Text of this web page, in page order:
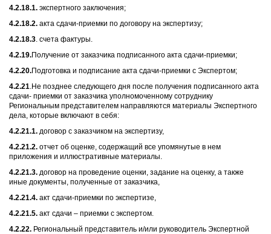
4.2.18.1. экспертного заключения;
4.2.18.2. акта сдачи-приемки по договору на экспертизу;
4.2.18.3. счета фактуры.
4.2.19.Получение от заказчика подписанного акта сдачи-приемки;
4.2.20.Подготовка и подписание акта сдачи-приемки с Экспертом;
4.2.21.Не позднее следующего дня после получения подписанного акта
сдачи- приемки от заказчика уполномоченному сотруднику
Региональным представителем направляются материалы Экспертного
дела, которые включают в себя:
4.2.21.1. договор с заказчиком на экспертизу,
4.2.21.2. отчет об оценке, содержащий все упомянутые в нем
приложения и иллюстративные материалы.
4.2.21.3. договор на проведение оценки, задание на оценку, а также
иные документы, полученные от заказчика,
4.2.21.4. акт сдачи-приемки по экспертизе,
4.2.21.5. акт сдачи – приемки с экспертом.
4.2.22. Региональный представитель и/или руководитель Экспертной